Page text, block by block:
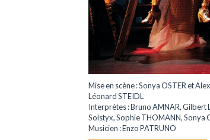
Mise en scène : Sonya OSTER et
Léonard STEIDL
Interprètes : Bruno AMNAR, Gilbert
Solstyx, Sophie THOMANN, Sonya
Musicien : Enzo PATRUNO